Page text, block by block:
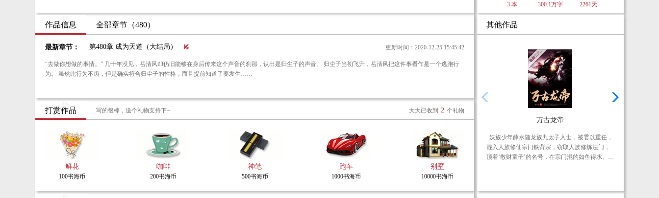
时间如白驹过隙，转瞬五百年匆匆而过，他终于——
作品信息 全部章节（480）
最新章节： 第480章 成为天道（大结局） 更新时间：2020-12-25 15:45:42
“去做你想做的事情。” 几十年没见，岳清风却仍旧能够在身后传来这个声音的刹那，认出是归尘子的声音。 归尘子当初飞升，岳清风把这件事看作是一个逃跑行
为。 虽然此行为不齿，但是确实符合归尘子的性格，而且提前知道了要发生……
打赏作品 写的很棒，送个礼物支持下~ 大大已收到 2 个礼物
鲜花
100书海币
咖啡
200书海币
神笔
500书海币
跑车
1000书海币
别墅
10000书海币
3 本
300.1万字
2261天
其他作品
万古龙帝
妖族少年薛水随龙族九太子入世，被委以重任，
混入人族修仙宗门铁背宗，窃取人族修炼法门，
顶着‘散财童子’的名号，在宗门混的如鱼得水。偶